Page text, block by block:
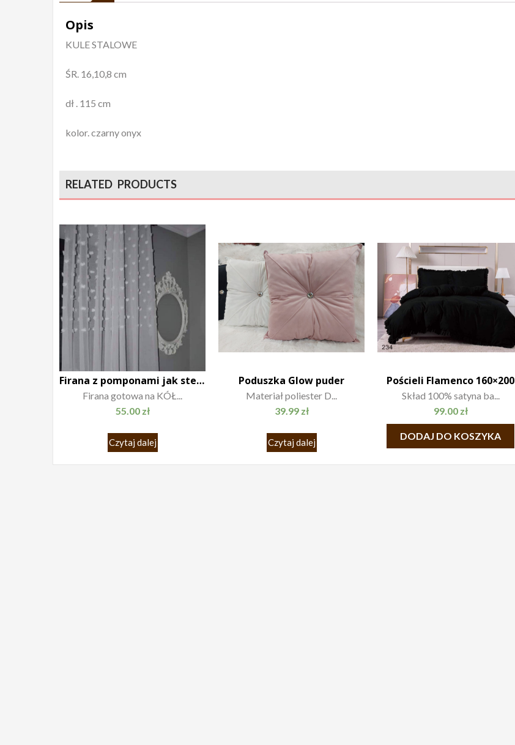
Opis
KULE STALOWE
ŚR. 16,10,8 cm
dł . 115 cm
kolor. czarny onyx
RELATED PRODUCTS
Firana z pomponami jak stella 140×250 biała
Firana gotowa na KÓŁ...
55.00 zł
Czytaj dalej
Poduszka Glow puder
Materiał poliester D...
39.99 zł
Czytaj dalej
Pościeli Flamenco 160×200
Skład 100% satyna ba...
99.00 zł
DODAJ DO KOSZYKA